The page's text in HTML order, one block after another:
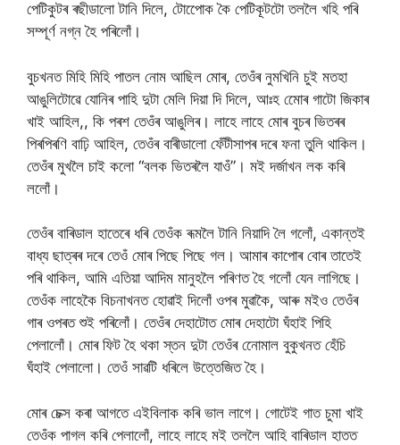
পেটিকুটৰ ৰছীডালো টানি দিলে, টোপোেক কৈ পেটিকূটটো তললৈ খহি পৰি
সম্পূৰ্ণ নগ্ন হৈ পৰিলোঁ।
বুচখনত মিহি মিহি পাতল নোম আছিল মোৰ, তেওঁৰ নুমখিনি চুই মতহা
আঙুলিটোৱে যোনিৰ পাহি দুটা মেলি দিয়া দি দিলে, আঃহ মোেৰ গাটো জিকাৰ
খাই আহিল,, কি পৰশ তেওঁৰ আঙুলিৰ। লাহে লাহে মোৰ বুচৰ ভিতৰৰ
পিৰপিৰণি বাঢ়ি আহিল, তেওঁৰ বাৰীডালো ফেঁটীসাপৰ দৰে ফনা তুলি থাকিল।
তেওঁৰ মুখলৈ চাই কলো “বলক ভিতৰলৈ যাওঁ”। মই দৰ্জাখন লক কৰি
ললোঁ।
তেওঁৰ বাৰিডাল হাতেৰে ধৰি তেওঁক ৰূমলৈ টানি নিয়াদি লৈ গলোঁ, একান্তই
বাধ্য ছাত্ৰৰ দৰে তেওঁ মোৰ পিছে পিছে গল। আমাৰ কাপোৰ বোৰ তাতেই
পৰি থাকিল, আমি এতিয়া আদিম মানুহলৈ পৰিণত হৈ গলোঁ যেন লাগিছে।
তেওঁক লাহেকৈ বিচনাখনত হোৱাই দিলোঁ ওপৰ মুৱাকৈ, আৰু মইও তেওঁৰ
গাৰ ওপৰত শুই পৰিলোঁ। তেওঁৰ দেহাটোত মোৰ দেহাটো ঘঁহাই পিহি
পেলালোঁ। মোৰ ফিট হৈ থকা স্তন দুটা তেওঁৰ নোেমাল বুকুখনত হেঁচি
ঘঁহাই পেলালো। তেওঁ সাৱটি ধৰিলে উত্তেজিত হৈ।
মোৰ চেক্স কৰা আগতে এইবিলাক কৰি ভাল লাগে। গোটেই গাত চুমা খাই
তেওঁক পাগল কৰি পেলালোঁ, লাহে লাহে মই তললৈ আহি বাৰিডাল হাতত